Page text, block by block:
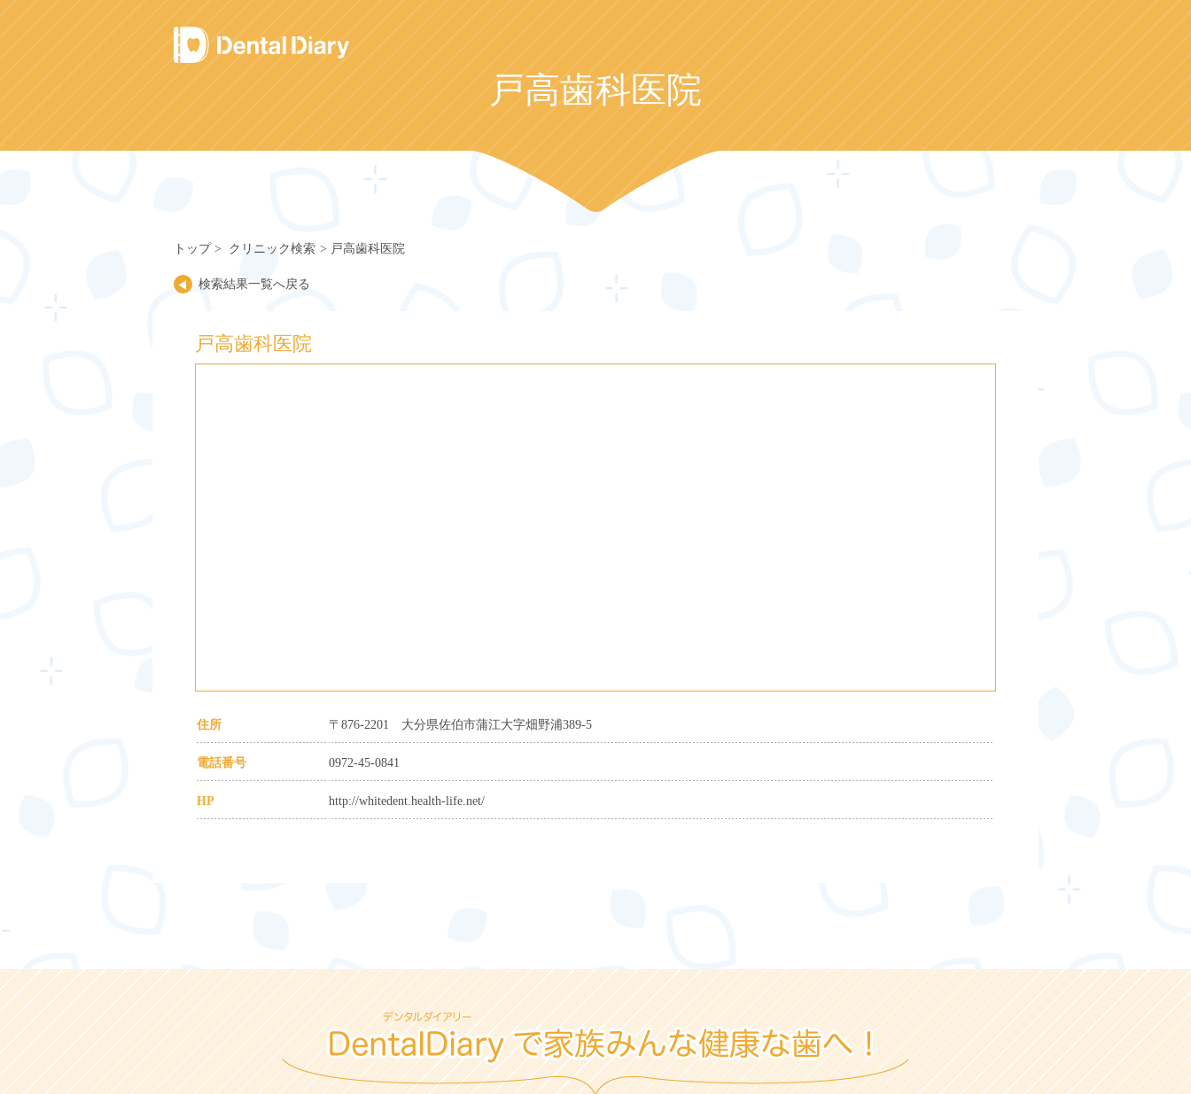
Skip
to
content
戸高歯科医院
トップ クリニック検索 戸高歯科医院
検索結果一覧へ戻る
戸高歯科医院
住所 〒876-2201 大分県佐伯市蒲江大字畑野浦389-5
電話番号 0972-45-0841
HP http://whitedent.health-life.net/